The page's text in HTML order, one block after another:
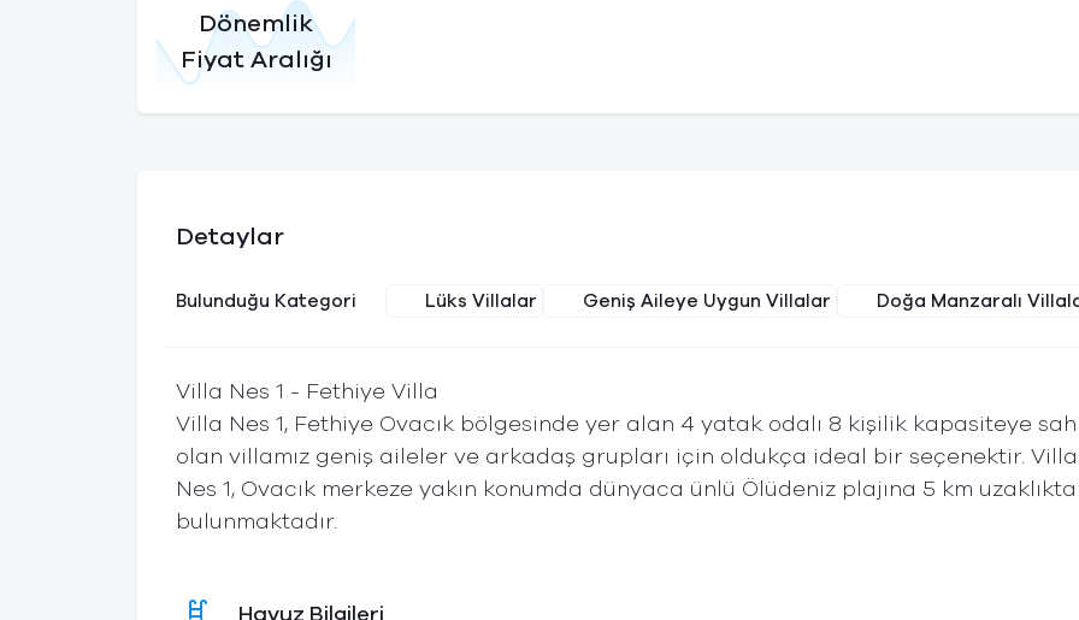
Dönemlik
Fiyat Aralığı
Detaylar
Bulunduğu Kategori Lüks Villalar Geniş Aileye Uygun Villalar Doğa Manzaralı
Villa Nes 1 - Fethiye Villa
Villa Nes 1, Fethiye Ovacık bölgesinde yer alan 4 yatak odalı 8 kişilik kapasiteye
olan villamız geniş aileler ve arkadaş grupları için oldukça ideal bir seçenektir. Villa
Nes 1, Ovacık merkeze yakın konumda dünyaca ünlü Ölüdeniz plajına 5 km uzaklıkta
bulunmaktadır.